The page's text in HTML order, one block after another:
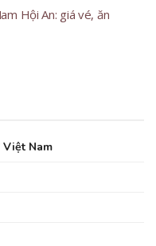
Hội An: giá vé, ăn
Việt Nam